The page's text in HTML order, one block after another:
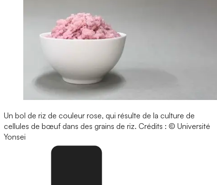
Un bol de riz de couleur rose, qui résulte de la culture de
cellules de bœuf dans des grains de riz. Crédits : © Université
Yonsei